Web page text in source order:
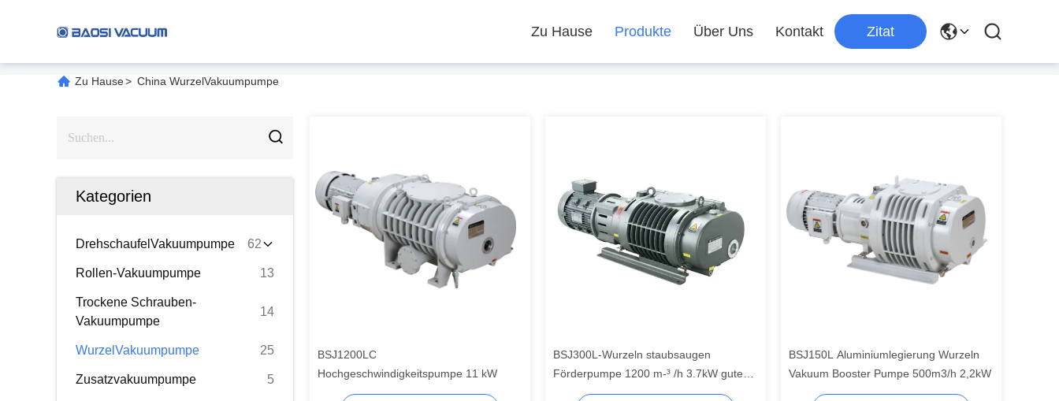
Zu Hause Produkte Über Uns Kontakt Zitat
Zu Hause> China WurzelVakuumpumpe
Kategorien
DrehschaufelVakuumpumpe 62
Rollen-Vakuumpumpe 13
Trockene Schrauben-
Vakuumpumpe
14
WurzelVakuumpumpe 25
Zusatzvakuumpumpe 5
BSJ1200LC
Hochgeschwindigkeitspumpe 11 kW
BSJ300L-Wurzeln staubsaugen
Förderpumpe 1200 m-³ /h 3.7kW gute
geometrische Symmetrie,
BSJ150L Aluminiumlegierung Wurzeln
Vakuum Booster Pumpe 500m3/h 2,2kW